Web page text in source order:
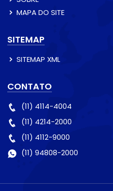
MAPA DO SITE
SITEMAP
SITEMAP XML
CONTATO
(11) 4114-4004
(11) 4214-2000
(11) 4112-9000
(11) 94808-2000